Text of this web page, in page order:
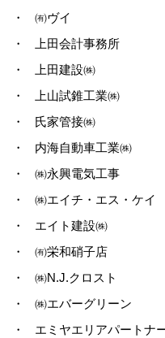
・
㈲ヴイ
・
上田会計事務所
・
上田建設㈱
・
上山試錐工業㈱
・
氏家管接㈱
・
内海自動車工業㈱
・
㈱永興電気工事
・
㈱エイチ・エス・ケイ
・
エイト建設㈱
・
㈲栄和硝子店
・
㈱N.J.クロスト
・
㈱エバーグリーン
・
エミヤエリアパートナ